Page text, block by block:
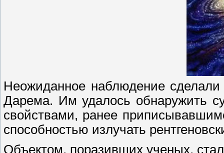
Неожиданное наблюдение сделали
Дарема. Им удалось обнаружить
свойствами, ранее
способностью излучать
Объектом, поразивших ученых,